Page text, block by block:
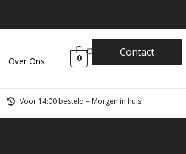
Over Ons
0 Contact
Voor 14:00 besteld = Morgen in huis!